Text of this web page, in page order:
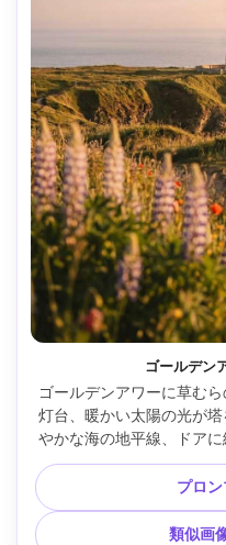
ゴールデン
ゴールデンアワーに草む
灯台、暖かい太陽の光が
やかな海の地平線、ドアに
撮影、50mm レンズ、f/
自然の影、フォトリアル
ルムグレ
プロ
類似画